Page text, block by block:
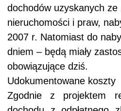
dochodów uzyskanych ze
nieruchomości i praw,
2007 r. Natomiast do
dniem – będą miały
obowiązujące dziś.
Udokumentowane koszty
Zgodnie z projektem